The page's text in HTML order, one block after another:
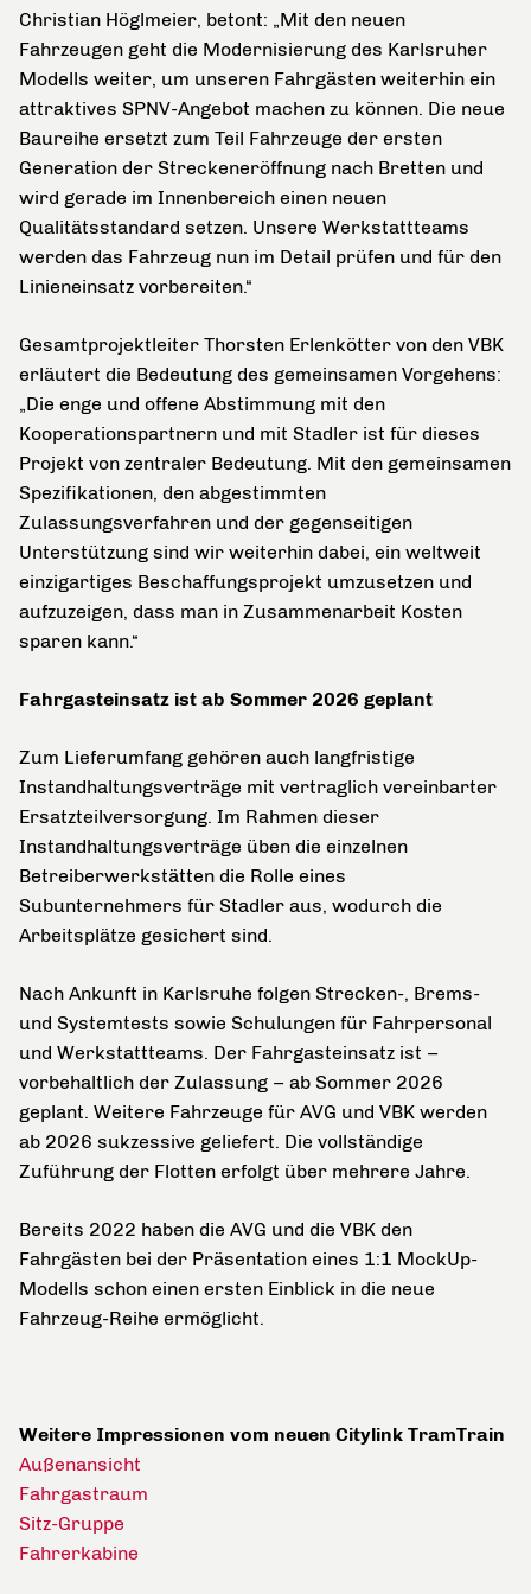
Christian Höglmeier, betont: „Mit den neuen
Fahrzeugen geht die Modernisierung des Karlsruher
Modells weiter, um unseren Fahrgästen weiterhin ein
attraktives SPNV-Angebot machen zu können. Die neue
Baureihe ersetzt zum Teil Fahrzeuge der ersten
Generation der Streckeneröffnung nach Bretten und
wird gerade im Innenbereich einen neuen
Qualitätsstandard setzen. Unsere Werkstattteams
werden das Fahrzeug nun im Detail prüfen und für den
Linieneinsatz vorbereiten.“
Gesamtprojektleiter Thorsten Erlenkötter von den VBK
erläutert die Bedeutung des gemeinsamen Vorgehens:
„Die enge und offene Abstimmung mit den
Kooperationspartnern und mit Stadler ist für dieses
Projekt von zentraler Bedeutung. Mit den gemeinsamen
Spezifikationen, den abgestimmten
Zulassungsverfahren und der gegenseitigen
Unterstützung sind wir weiterhin dabei, ein weltweit
einzigartiges Beschaffungsprojekt umzusetzen und
aufzuzeigen, dass man in Zusammenarbeit Kosten
sparen kann.“
Fahrgasteinsatz ist ab Sommer 2026 geplant
Zum Lieferumfang gehören auch langfristige
Instandhaltungsverträge mit vertraglich vereinbarter
Ersatzteilversorgung. Im Rahmen dieser
Instandhaltungsverträge üben die einzelnen
Betreiberwerkstätten die Rolle eines
Subunternehmers für Stadler aus, wodurch die
Arbeitsplätze gesichert sind.
Nach Ankunft in Karlsruhe folgen Strecken-, Brems-
und Systemtests sowie Schulungen für Fahrpersonal
und Werkstattteams. Der Fahrgasteinsatz ist –
vorbehaltlich der Zulassung – ab Sommer 2026
geplant. Weitere Fahrzeuge für AVG und VBK werden
ab 2026 sukzessive geliefert. Die vollständige
Zuführung der Flotten erfolgt über mehrere Jahre.
Bereits 2022 haben die AVG und die VBK den
Fahrgästen bei der Präsentation eines 1:1 MockUp-
Modells schon einen ersten Einblick in die neue
Fahrzeug-Reihe ermöglicht.
Weitere Impressionen vom neuen Citylink TramTrain
Außenansicht
Fahrgastraum
Sitz-Gruppe
Fahrerkabine